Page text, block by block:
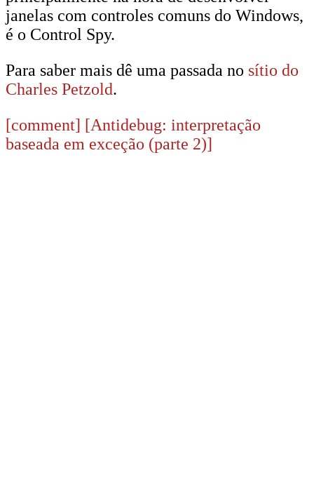
janelas com controles comuns do Windows,
é o Control Spy.
Para saber mais dê uma passada no sítio do
Charles Petzold.
[comment] [Antidebug: interpretação
baseada em exceção (parte 2)]